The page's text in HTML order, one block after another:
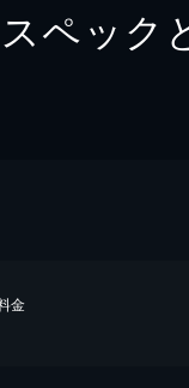
ペック
金